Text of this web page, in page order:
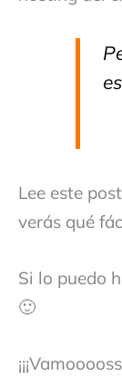
Lee este
verás qué
Si lo puedo
🙂